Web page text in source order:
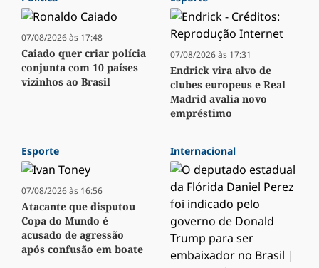
07/08/2026 às 17:48
Caiado quer criar polícia
conjunta com 10 países
vizinhos ao Brasil
07/08/2026 às 17:31
Endrick vira alvo de
clubes europeus e Real
Madrid avalia novo
empréstimo
Esporte
07/08/2026 às 16:56
Atacante que disputou
Copa do Mundo é
acusado de agressão
após confusão em boate
Internacional